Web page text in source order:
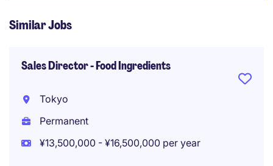
Similar Jobs
Sales Director - Food Ingredients
Tokyo
Permanent
¥13,500,000 - ¥16,500,000 per year